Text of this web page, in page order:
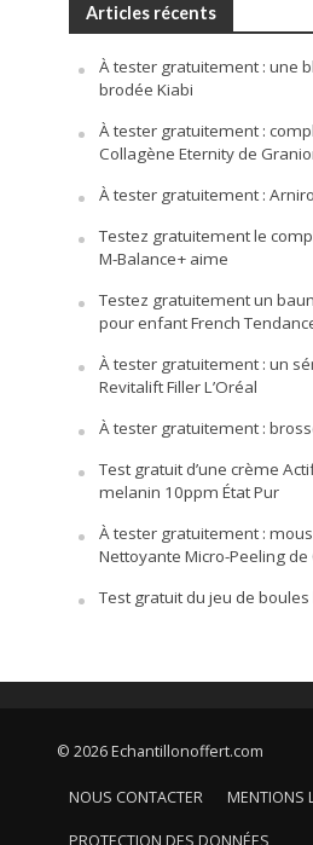
Articles récents
À tester gratuitement : une
brodée Kiabi
À tester gratuitement :
Collagène Eternity de
À tester gratuitement :
Testez gratuitement le
M-Balance+ aime
Testez gratuitement un
pour enfant French
À tester gratuitement : un
Revitalift Filler L’Oréal
À tester gratuitement :
Test gratuit d’une crème
melanin 10ppm État Pur
À tester gratuitement :
Nettoyante Micro-Peeling de
Test gratuit du jeu de
© 2026 Echantillonoffert.com
NOUS CONTACTER MENTIONS
PROTECTION DES DONNÉES